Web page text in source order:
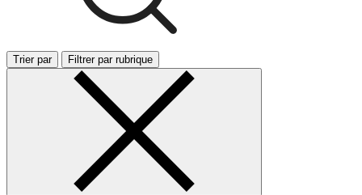
Trier par Filtrer par rubrique